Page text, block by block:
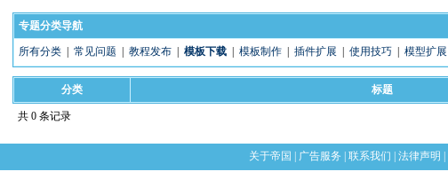
专题分类导航
所有分类| 常见问题 教程发布| 模板下载| 模板制作| 插件扩展 使用技巧| 模型扩展
分类 标题
共 0 条记录
关于帝国 广告服务 联系我们 法律声明